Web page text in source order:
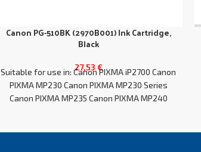
Canon PG-510BK (2970B001) Ink Cartridge,
Black
27,53 €
Suitable for use in: Canon PIXMA iP2700 Canon
PIXMA MP230 Canon PIXMA MP230 Series
Canon PIXMA MP235 Canon PIXMA MP240